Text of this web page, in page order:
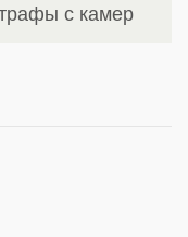
с камер